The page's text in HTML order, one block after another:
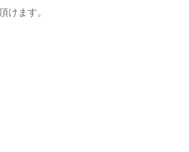
ます。